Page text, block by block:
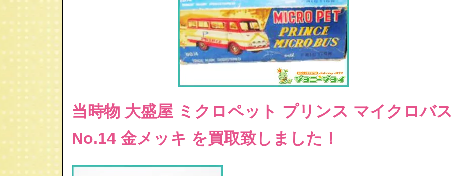
当時物 大盛屋 ミクロペット プリンス マイクロバ
No.14 金メッキ を買取致しました！